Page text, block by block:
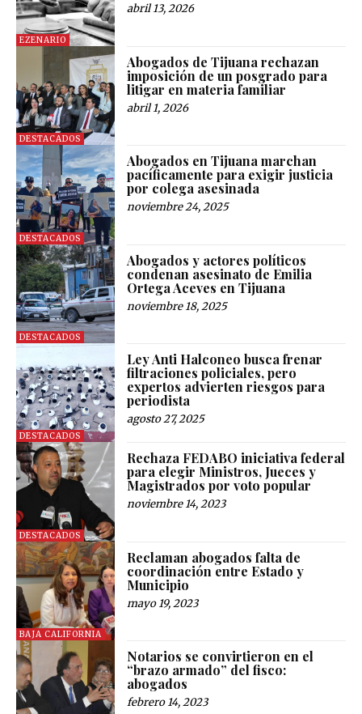
EZENARIO
abril 13, 2026
DESTACADOS
Abogados de Tijuana rechazan
imposición de un posgrado para
litigar en materia familiar
abril 1, 2026
DESTACADOS
Abogados en Tijuana marchan
pacíficamente para exigir justicia
por colega asesinada
noviembre 24, 2025
DESTACADOS
Abogados y actores políticos
condenan asesinato de Emilia
Ortega Aceves en Tijuana
noviembre 18, 2025
DESTACADOS
Ley Anti Halconeo busca frenar
filtraciones policiales, pero
expertos advierten riesgos para
periodista
agosto 27, 2025
DESTACADOS
Rechaza FEDABO iniciativa federal
para elegir Ministros, Jueces y
Magistrados por voto popular
noviembre 14, 2023
BAJA CALIFORNIA
Reclaman abogados falta de
coordinación entre Estado y
Municipio
mayo 19, 2023
Notarios se convirtieron en el
“brazo armado” del fisco:
abogados
febrero 14, 2023